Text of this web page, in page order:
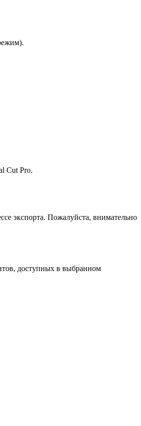
Cut Pro.
экспорта. Пожалуйста, внимательно
доступных в выбранном